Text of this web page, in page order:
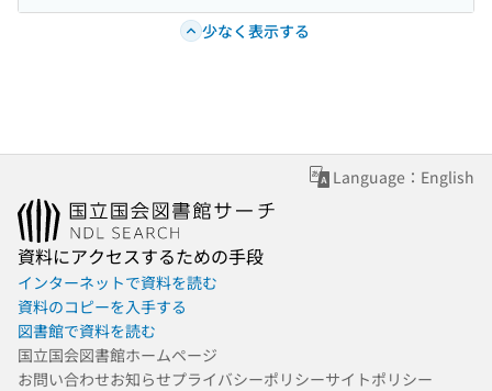
少なく表示する
Language：English
資料にアクセスするための手段
インターネットで資料を読む
資料のコピーを入手する
図書館で資料を読む
国立国会図書館ホームページ
お問い合わせお知らせプライバシーポリシーサイトポリシー